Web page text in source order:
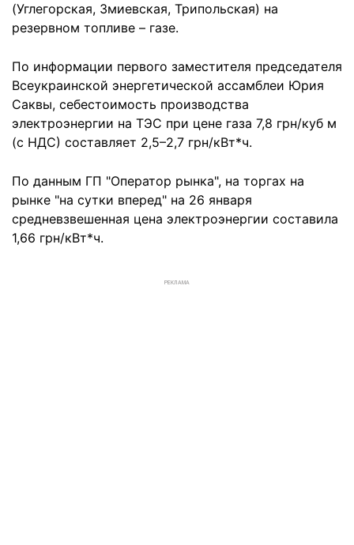
(Углегорская, Змиевская, Трипольская) на
резервном топливе – газе.
По информации первого заместителя председателя
Всеукраинской энергетической ассамблеи Юрия
Саквы, себестоимость производства
электроэнергии на ТЭС при цене газа 7,8 грн/куб м
(с НДС) составляет 2,5–2,7 грн/кВт*ч.
По данным ГП "Оператор рынка", на торгах на
рынке "на сутки вперед" на 26 января
средневзвешенная цена электроэнергии составила
1,66 грн/кВт*ч.
РЕКЛАМА